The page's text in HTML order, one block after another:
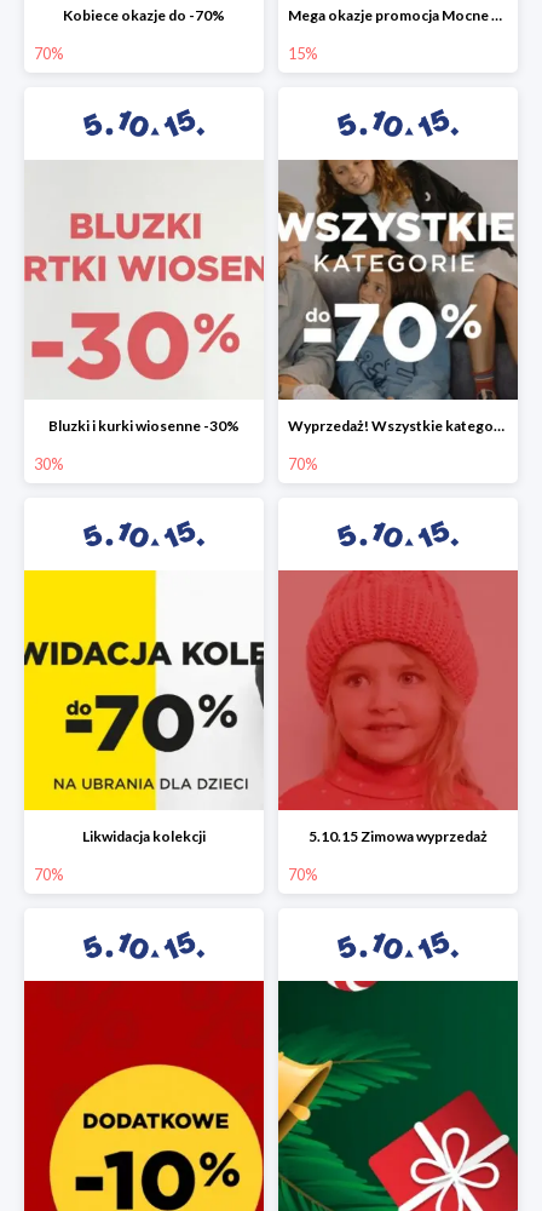
Kobiece okazje do -70%
70%
Mega okazje promocja Mocne marki do -70%
15%
Bluzki i kurki wiosenne -30%
30%
Wyprzedaż! Wszystkie kategorie do -70%
70%
Likwidacja kolekcji
70%
5.10.15 Zimowa wyprzedaż
70%